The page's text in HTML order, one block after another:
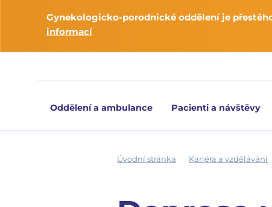
Gynekologicko-porodnické oddělení je
informací
Oddělení a ambulance Pacienti a návštěvy
Úvodní stránka Kariéra a vzdělávání